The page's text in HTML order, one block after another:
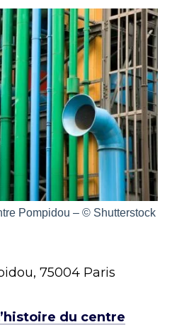
Pompidou – © Shutterstock
75004 Paris
du centre